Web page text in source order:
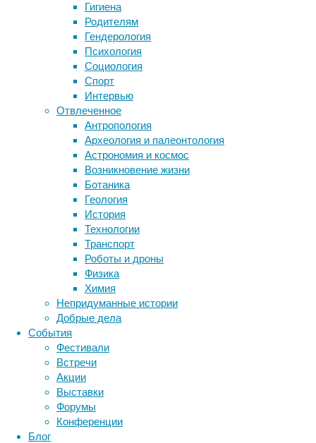
Гигиена
Родителям
Гендерология
Психология
Социология
Спорт
Интервью
Отвлеченное
Антропология
Археология и палеонтология
Астрономия и космос
Возникновение жизни
Ботаника
Геология
История
Технологии
Транспорт
Роботы и дроны
Физика
Химия
Непридуманные истории
Добрые дела
События
Фестивали
Встречи
Акции
Выставки
Форумы
Конференции
Блог
Первая
пациентка,
22
лет,
обратилась
частному
офтальмологу
жалобами
на
периодическую
потерю
зрения
правом
глазу
ночное
время.
Приступы
слепоты
возникали
в
течение
года
почти
каждую
Метки
ДНК бактерии
биотехнология
генетика
здоровье знания иммунитет
инструменты и методы
исследования
лекарства медицина
мозг наука неврология
нейробиология
нейрофизиология
онкология
поведение психиатрия
сон социальные проблемы
физиология
эмоции эпидемия